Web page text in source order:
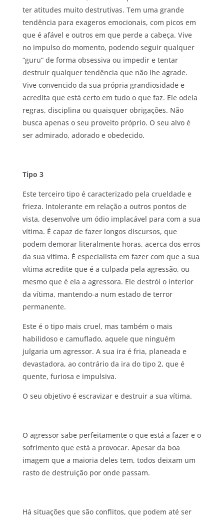
ter atitudes muito destrutivas. Tem uma grande
tendência para exageros emocionais, com picos em
que é afável e outros em que perde a cabeça. Vive
no impulso do momento, podendo seguir qualquer
“guru” de forma obsessiva ou impedir e tentar
destruir qualquer tendência que não lhe agrade.
Vive convencido da sua própria grandiosidade e
acredita que está certo em tudo o que faz. Ele odeia
regras, disciplina ou quaisquer obrigações. Não
busca apenas o seu proveito próprio. O seu alvo é
ser admirado, adorado e obedecido.
Tipo 3
Este terceiro tipo é caracterizado pela crueldade e
frieza. Intolerante em relação a outros pontos de
vista, desenvolve um ódio implacável para com a sua
vítima. É capaz de fazer longos discursos, que
podem demorar literalmente horas, acerca dos erros
da sua vítima. É especialista em fazer com que a sua
vítima acredite que é a culpada pela agressão, ou
mesmo que é ela a agressora. Ele destrói o interior
da vítima, mantendo-a num estado de terror
permanente.
Este é o tipo mais cruel, mas também o mais
habilidoso e camuflado, aquele que ninguém
julgaria um agressor. A sua ira é fria, planeada e
devastadora, ao contrário da ira do tipo 2, que é
quente, furiosa e impulsiva.
O seu objetivo é escravizar e destruir a sua vítima.
O agressor sabe perfeitamente o que está a fazer e o
sofrimento que está a provocar. Apesar da boa
imagem que a maioria deles tem, todos deixam um
rasto de destruição por onde passam.
Há situações que são conflitos, que podem até ser